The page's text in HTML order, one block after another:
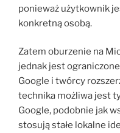
ponieważ użytkownik
konkretną osobą.
Zatem oburzenie na
jednak jest
Google i twórcy
technika możliwa jest
Google, podobnie jak
stosują stałe lokalne